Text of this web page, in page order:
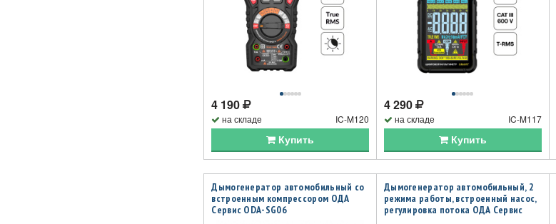
4 190
на складе IC-M120
Купить
4 290
на складе IC-M117
Купить
Дымогенератор автомобильный со
встроенным компрессором ОДА
Сервис ODA-SG06
Дымогенератор автомобильный, 2
режима работы, встроенный насос,
регулировка потока ОДА Сервис